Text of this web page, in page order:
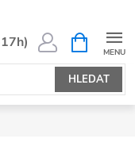
HLEDAT
NÁKUPNÍ
KOŠÍK